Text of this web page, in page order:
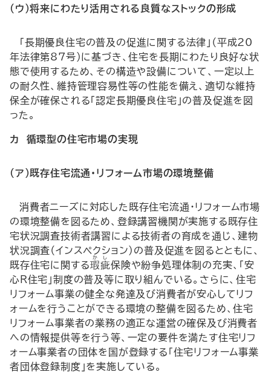
（ウ）将来にわたり活用される良質なストックの形成
「長期優良住宅の普及の促進に関する法律」（平成20
年法律第87号）に基づき、住宅を長期にわたり良好な状
態で使用するため、その構造や設備について、一定以上
の耐久性、維持管理容易性等の性能を備え、適切な維持
保全が確保される「認定長期優良住宅」の普及促進を図
った。
カ 循環型の住宅市場の実現
（ア）既存住宅流通・リフォーム市場の環境整備
消費者ニーズに対応した既存住宅流通・リフォーム市場
の環境整備を図るため、登録講習機関が実施する既存住
宅状況調査技術者講習による技術者の育成を通じ、建物
状況調査（インスペクション）の普及促進を図るとともに、
既存住宅に関する瑕
か
疵
し
保険や紛争処理体制の充実、「安
心R住宅」制度の普及等に取り組んでいる。さらに、住宅
リフォーム事業の健全な発達及び消費者が安心してリフ
ォームを行うことができる環境の整備を図るため、住宅
リフォーム事業者の業務の適正な運営の確保及び消費者
への情報提供等を行う等、一定の要件を満たす住宅リフ
ォーム事業者の団体を国が登録する「住宅リフォーム事業
者団体登録制度」を実施している。